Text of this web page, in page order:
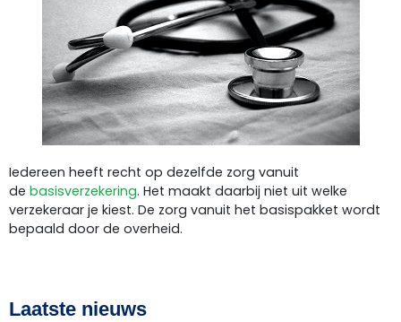
Iedereen heeft recht op dezelfde zorg vanuit
de basisverzekering. Het maakt daarbij niet uit welke
verzekeraar je kiest. De zorg vanuit het basispakket wordt
bepaald door de overheid.
Laatste nieuws